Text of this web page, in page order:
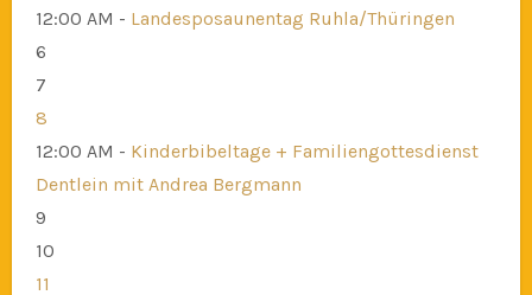
12:00 AM - Landesposaunentag Ruhla/Thüringen
6
7
8
12:00 AM - Kinderbibeltage + Familiengottesdienst
Dentlein mit Andrea Bergmann
9
10
11